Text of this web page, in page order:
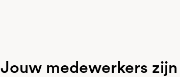
Jouw medewerkers